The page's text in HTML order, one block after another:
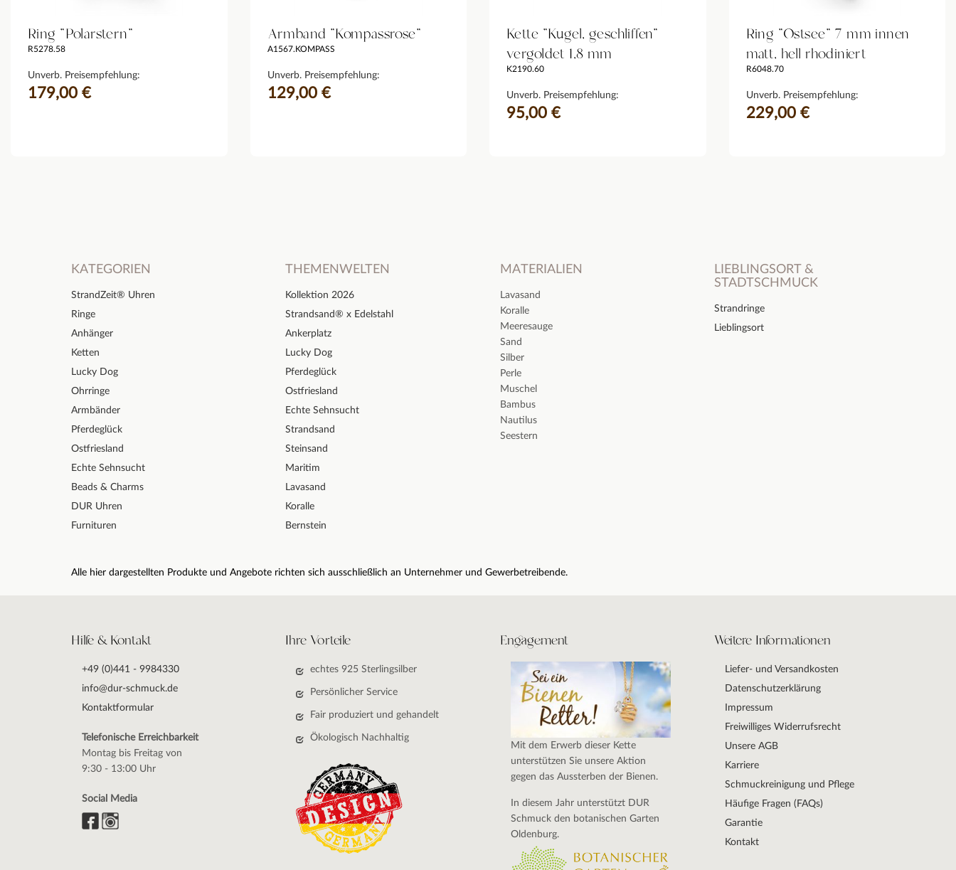
Ring "Polarstern"
R5278.58
Unverb. Preisempfehlung:
179,00 €
Armband "Kompassrose"
A1567.KOMPASS
Unverb. Preisempfehlung:
129,00 €
Kette "Kugel, geschliffen"
vergoldet 1,8 mm
K2190.60
Unverb. Preisempfehlung:
95,00 €
Ring "Ostsee" 7 mm innen
matt, hell rhodiniert
R6048.70
Unverb. Preisempfehlung:
229,00 €
KATEGORIEN
StrandZeit® Uhren
Ringe
Anhänger
Ketten
Lucky Dog
Ohrringe
Armbänder
Pferdeglück
Ostfriesland
Echte Sehnsucht
Beads & Charms
DUR Uhren
Furnituren
THEMENWELTEN
Kollektion 2026
Strandsand® x Edelstahl
Ankerplatz
Lucky Dog
Pferdeglück
Ostfriesland
Echte Sehnsucht
Strandsand
Steinsand
Maritim
Lavasand
Koralle
Bernstein
MATERIALIEN
Lavasand
Koralle
Meeresauge
Sand
Silber
Perle
Muschel
Bambus
Nautilus
Seestern
LIEBLINGSORT &
STADTSCHMUCK
Strandringe
Lieblingsort
Alle hier dargestellten Produkte und Angebote richten sich ausschließlich an Unternehmer und Gewerbetreibende.
Hilfe & Kontakt
+49 (0)441 - 9984330
info@dur-schmuck.de
Kontaktformular
Telefonische Erreichbarkeit
Montag bis Freitag von
9:30 - 13:00 Uhr
Social Media
Ihre Vorteile
echtes 925 Sterlingsilber
Persönlicher Service
Fair produziert und gehandelt
Ökologisch Nachhaltig
Engagement
Mit dem Erwerb dieser Kette
unterstützen Sie unsere Aktion
gegen das Aussterben der Bienen.
In diesem Jahr unterstützt DUR
Schmuck den botanischen Garten
Oldenburg.
Weitere Informationen
Liefer- und Versandkosten
Datenschutzerklärung
Impressum
Freiwilliges Widerrufsrecht
Unsere AGB
Karriere
Schmuckreinigung und Pflege
Häufige Fragen (FAQs)
Garantie
Kontakt